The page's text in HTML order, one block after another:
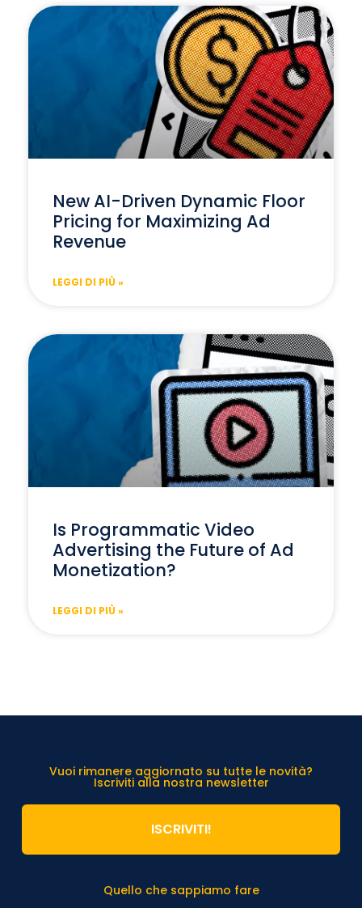
New AI-Driven Dynamic Floor
Pricing for Maximizing Ad
Revenue
LEGGI DI PIÙ »
Is Programmatic Video
Advertising the Future of Ad
Monetization?
LEGGI DI PIÙ »
Quello che sappiamo fare
Vuoi rimanere aggiornato su tutte le novità?
Iscriviti alla nostra newsletter
ISCRIVITI!